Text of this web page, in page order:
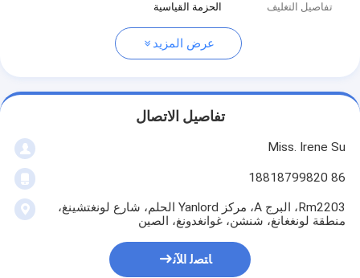
تفاصيل التغليف
الحزمة القياسية
عرض المزيد
تفاصيل الاتصال
Miss. Irene Su
86 18818799820
Rm2203، البرج A، مركز Yanlord الحلم، شارع لونغتشينغ،
منطقة لونغغانغ، شنشن، غوانغدونغ، الصين
ﺎﺘﺼﻟ ﺍﻶﻧ